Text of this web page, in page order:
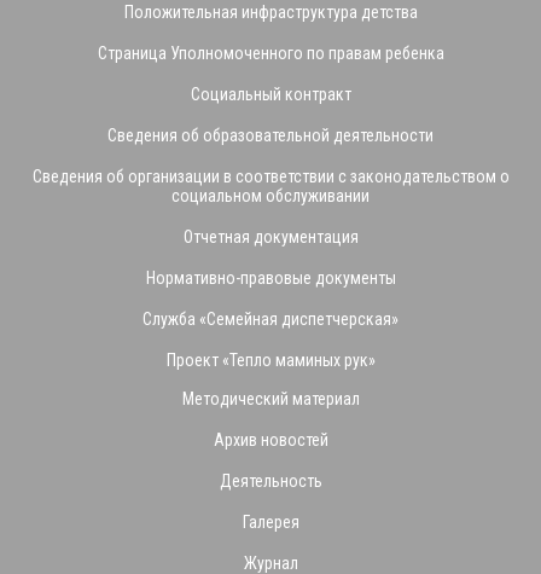
Положительная инфраструктура детства
Страница Уполномоченного по правам ребенка
Социальный контракт
Сведения об образовательной деятельности
Сведения об организации в соответствии с законодательством о
социальном обслуживании
Отчетная документация
Нормативно-правовые документы
Служба «Семейная диспетчерская»
Проект «Тепло маминых рук»
Методический материал
Архив новостей
Деятельность
Галерея
Журнал